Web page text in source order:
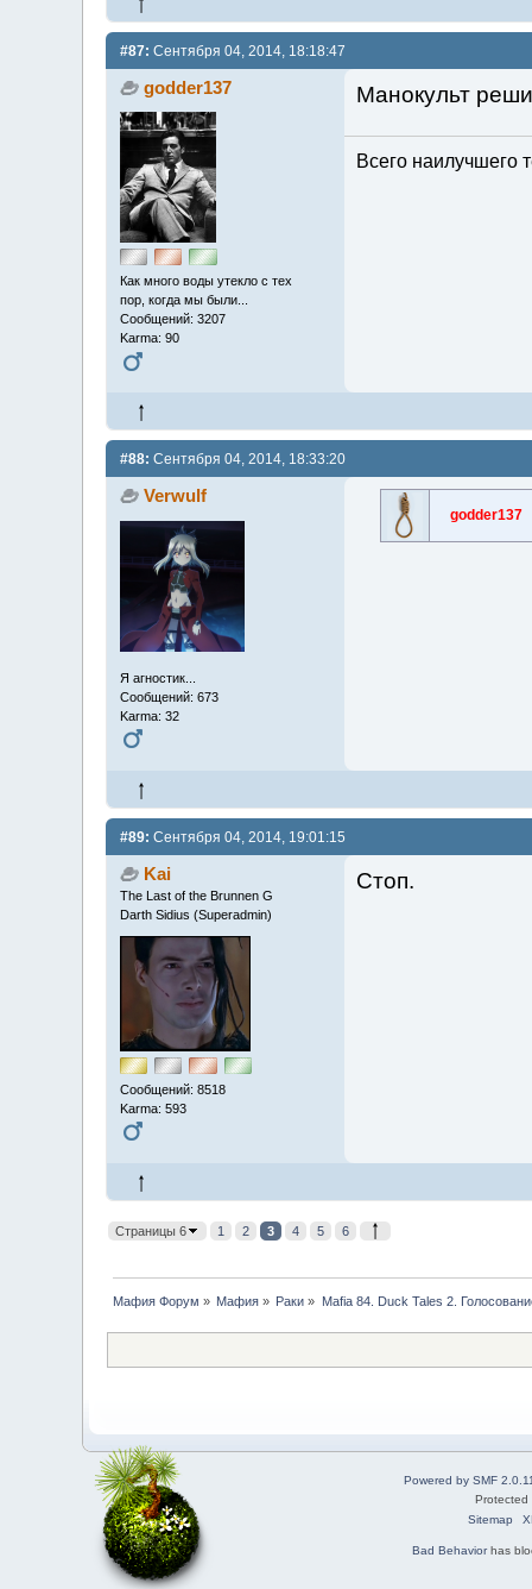
#87: Сентября 04, 2014, 18:18:47
godder137
Как много воды утекло с тех
пор, когда мы были...
Сообщений: 3207
Karma: 90
Манокульт
Всего наилучшего
#88: Сентября 04, 2014, 18:33:20
Verwulf
Я агностик...
Сообщений: 673
Karma: 32
godder137
#89: Сентября 04, 2014, 19:01:15
Kai
The Last of the Brunnen G
Darth Sidius (Superadmin)
Сообщений: 8518
Karma: 593
Стоп.
Страницы 6 1 2 3 4 5 6
Мафия Форум » Мафия » Раки » Mafia 84. Duck Tales 2.
Powered by SMF
Sitemap
Bad Behaviorhas